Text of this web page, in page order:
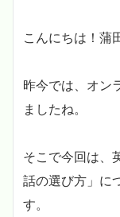
こんにちは！蒲
昨今では、オン
ましたね。
そこで今回は、
話の選び方」に
す。